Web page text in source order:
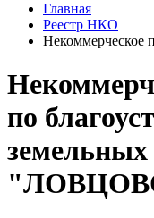
Главная
Реестр НКО
Некоммерческое
по
земельных